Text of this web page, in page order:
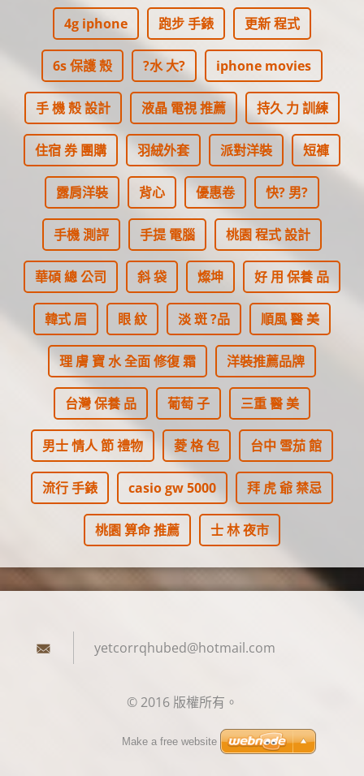
4g iphone 跑步 手錶 更新 程式
6s 保護 殼 ?水 大? iphone movies
手 機 殼 設計 液晶 電視 推薦 持久 力 訓練
住宿 券 團購 羽絨外套 派對洋裝 短褲
露肩洋裝 背心 優惠卷 快? 男?
手機 測評 手提 電腦 桃園 程式 設計
華碩 總 公司 斜 袋 燦坤 好 用 保養 品
韓式 眉 眼 紋 淡 斑 ?品 順風 醫 美
理 膚 寶 水 全面 修復 霜 洋裝推薦品牌
台灣 保養 品 葡萄 子 三重 醫 美
男士 情人 節 禮物 菱 格 包 台中 雪茄 館
流行 手錶 casio gw 5000 拜 虎 爺 禁忌
桃園 算命 推薦 士 林 夜市
yetcorrqhubed@hotmail.com
© 2016 版權所有。
Make a free website